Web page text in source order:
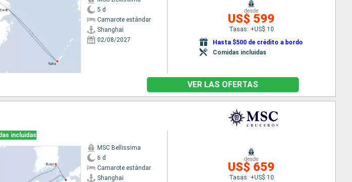
5 d
Camarote estándar
Shanghai
02/08/2027
desde
US$ 599
Tasas: +US$ 10
Hasta $500 de crédito a bordo
Comidas incluidas
VER LAS OFERTAS
incluidas
MSC Bellissima
6 d
Camarote estándar
Shanghai
desde
US$ 659
Tasas: +US$ 10